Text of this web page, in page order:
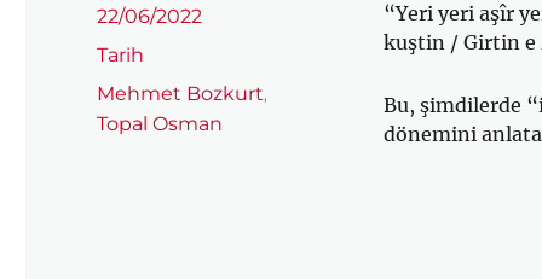
“Yeri yeri aşîr
kuştin / Girtin e
Bu, şimdilerde
dönemini
Yayın
22/06/2022
Kategoriler
Tarih
Etiketler
Mehmet Bozkurt,
Topal Osman